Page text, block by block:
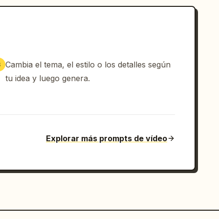
Cambia el tema, el estilo o los detalles según
tu idea y luego genera.
Explorar más prompts de vídeo